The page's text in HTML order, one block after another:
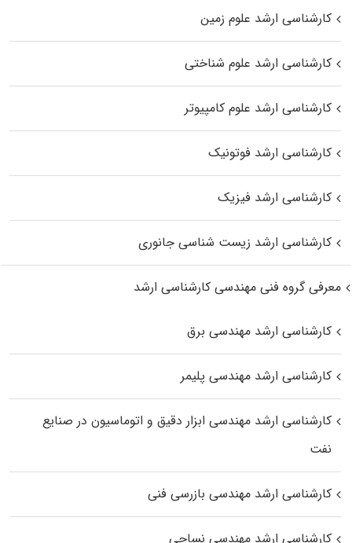
کارشناسی ارشد علوم زمین
کارشناسی ارشد علوم شناختی
کارشناسی ارشد علوم کامپیوتر
کارشناسی ارشد فوتونیک
کارشناسی ارشد فیزیک
کارشناسی ارشد زیست‌ شناسی جانوری
معرفی گروه فنی مهندسی کارشناسی ارشد
کارشناسی ارشد مهندسی برق
کارشناسی ارشد مهندسی پلیمر
کارشناسی ارشد مهندسی ابزار دقیق و اتوماسیون در صنایع
نفت
کارشناسی ارشد مهندسی بازرسی فنی
کارشناسی ارشد مهندسی نساجی